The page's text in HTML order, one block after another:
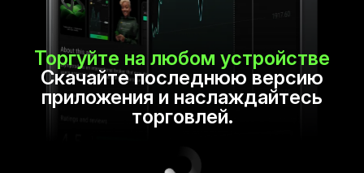
Торгуйте на любом устройстве
Скачайте последнюю версию
приложения и наслаждайтесь
торговлей.